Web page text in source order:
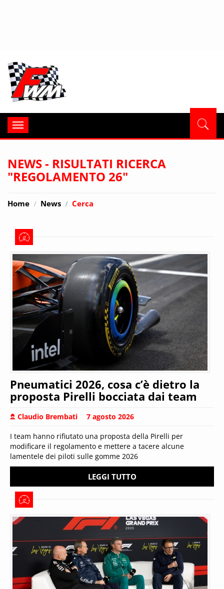
Toggle
navigation
NEWS - RISULTATI RICERCA
"REGOLAMENTO 26"
Home News Cerca
Pneumatici 2026, cosa c’è dietro la
proposta Pirelli bocciata dai team
Claudio Brembati 7 agosto 2026
I team hanno rifiutato una proposta della Pirelli per
modificare il regolamento e mettere a tacere alcune
lamentele dei piloti sulle gomme 2026
LEGGI TUTTO